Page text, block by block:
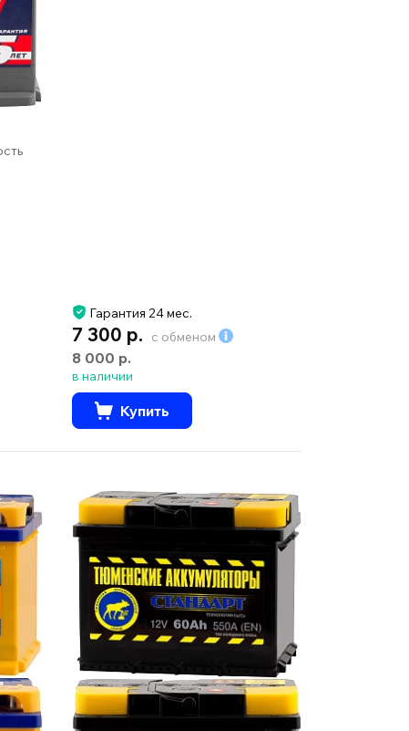
Гарантия 24 мес.
7 300 р. с обменом
8 000 р.
в наличии
Купить